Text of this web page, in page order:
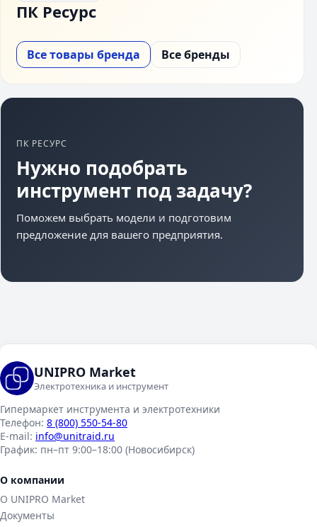
ПК Ресурс
Все товары бренда Все бренды
ПК РЕСУРС
Нужно подобрать
инструмент под задачу?
Поможем выбрать модели и подготовим
предложение для вашего предприятия.
UNIPRO Market
Электротехника и инструмент
Гипермаркет инструмента и электротехники
Телефон: 8 (800) 550-54-80
E-mail: info@unitraid.ru
График: пн–пт 9:00–18:00 (Новосибирск)
О компании
О UNIPRO Market
Документы